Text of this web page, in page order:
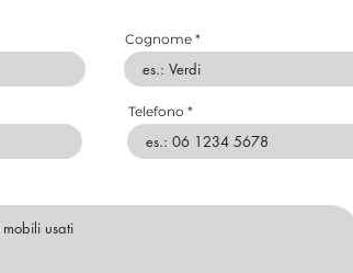
Cognome
Telefono